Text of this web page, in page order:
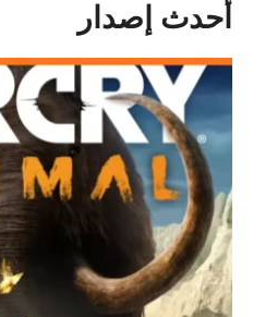
أحدث إصدار